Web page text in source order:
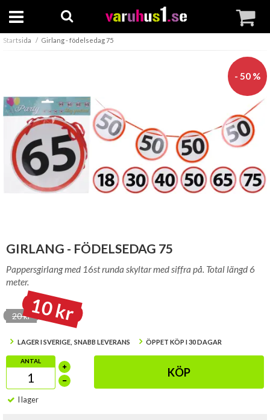
Startsida Girlang - födelsedag 75
- 50 %
GIRLANG - FÖDELSEDAG 75
Pappersgirlang med 16st runda skyltar med siffra på. Total längd 6
meter.
20 kr10 kr
LAGER I SVERIGE, SNABB LEVERANS ÖPPET KÖP I 30 DAGAR
ANTAL
KÖP
I lager